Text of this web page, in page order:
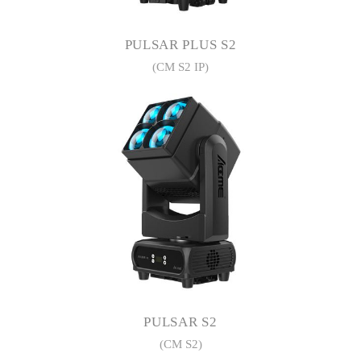
PULSAR PLUS S2
(CM S2 IP)
PULSAR S2
(CM S2)